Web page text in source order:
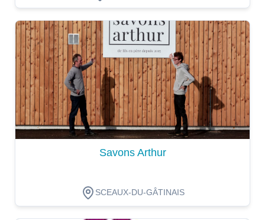
Dégustation
Savons Arthur
SCEAUX-DU-GÂTINAIS